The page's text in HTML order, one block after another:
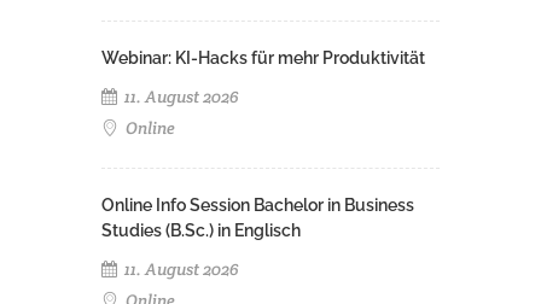
Webinar: KI-Hacks für mehr Produktivität
11. August 2026
Online
Online Info Session Bachelor in Business
Studies (B.Sc.) in Englisch
11. August 2026